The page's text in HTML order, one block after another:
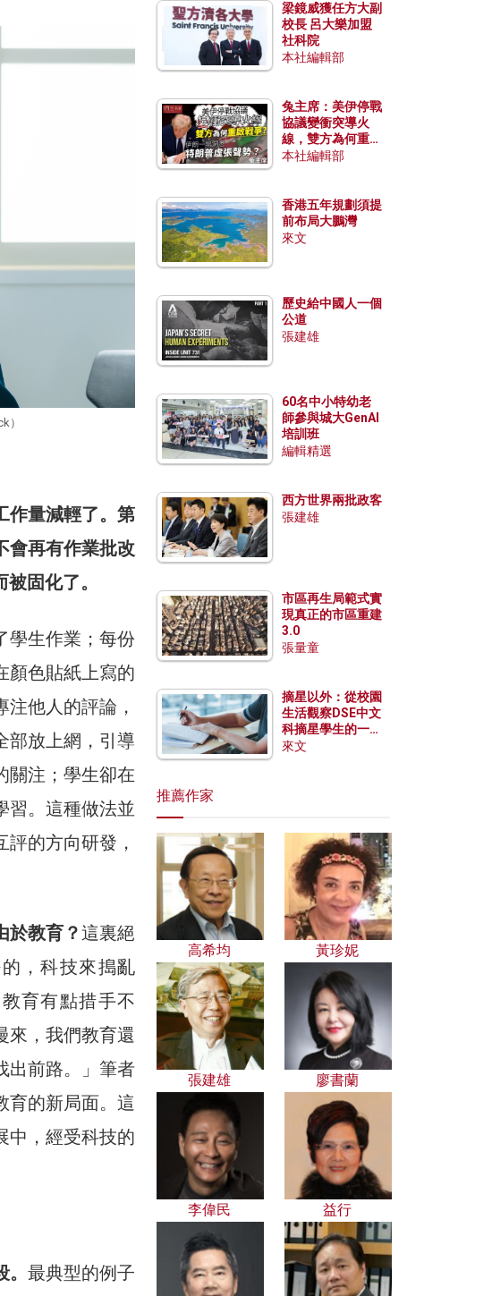
）
作量減輕了。第
會再有作業批改
固化了。
學生作業；每份
顏色貼紙上寫的
他人的評論，
部放上網，引導
關注；學生卻在
習。這種做法並
的方向研發，
於教育？這裏絕
，科技來搗亂
育有點措手不
來，我們教育還
出前路。」筆者
育的新局面。這
中，經受科技的
最典型的例子
梁鏡威獲任方大副
校長 呂大樂加盟
社科院
本社編輯部
兔主席：美伊停戰
協議變衝突導火
線，雙方為何重啟
戰爭？伊朗一早洞
本社編輯部
香港五年規劃須提
前布局大鵬灣
來文
歷史給中國人一個
公道
張建雄
60名中小特幼老
師參與城大GenAI
培訓班
編輯精選
西方世界兩批政客
張建雄
市區再生局範式實
現真正的市區重建
3.0
張量童
摘星以外：從校園
生活觀察DSE中文
科摘星學生的一點
特質
來文
推薦作家
高希均 黃珍妮
張建雄 廖書蘭
李偉民 益行